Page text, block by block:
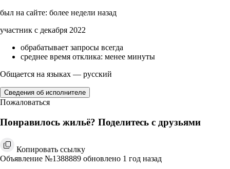
был на сайте: более недели назад
участник с декабря 2022
обрабатывает запросы всегда
среднее время отклика: менее минуты
Общается на языках — русский
Сведения об исполнителе
Пожаловаться
Понравилось жильё? Поделитесь с друзьями
Копировать ссылку
Объявление №1388889 обновлено 1 год назад